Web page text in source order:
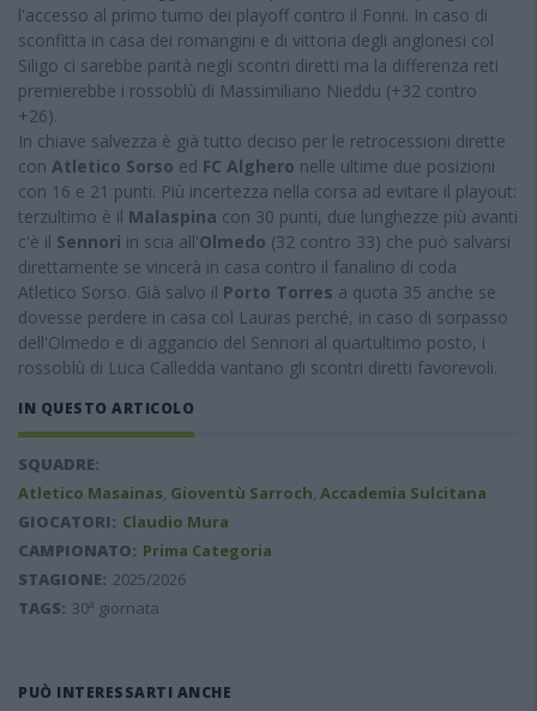
l'accesso al primo turno dei playoff contro il Fonni. In caso di
sconfitta in casa dei romangini e di vittoria degli anglonesi col
Siligo ci sarebbe parità negli scontri diretti ma la differenza reti
premierebbe i rossoblù di Massimiliano Nieddu (+32 contro
+26).
In chiave salvezza è già tutto deciso per le retrocessioni dirette
con Atletico Sorso ed FC Alghero nelle ultime due posizioni
con 16 e 21 punti. Più incertezza nella corsa ad evitare il playout:
terzultimo è il Malaspina con 30 punti, due lunghezze più avanti
c'è il Sennori in scia all'Olmedo (32 contro 33) che può salvarsi
direttamente se vincerà in casa contro il fanalino di coda
Atletico Sorso. Già salvo il Porto Torres a quota 35 anche se
dovesse perdere in casa col Lauras perché, in caso di sorpasso
dell'Olmedo e di aggancio del Sennori al quartultimo posto, i
rossoblù di Luca Calledda vantano gli scontri diretti favorevoli.
IN QUESTO ARTICOLO
SQUADRE:
Atletico Masainas, Gioventù Sarroch, Accademia Sulcitana
GIOCATORI: Claudio Mura
CAMPIONATO: Prima Categoria
STAGIONE: 2025/2026
TAGS: 30ª giornata
PUÒ INTERESSARTI ANCHE